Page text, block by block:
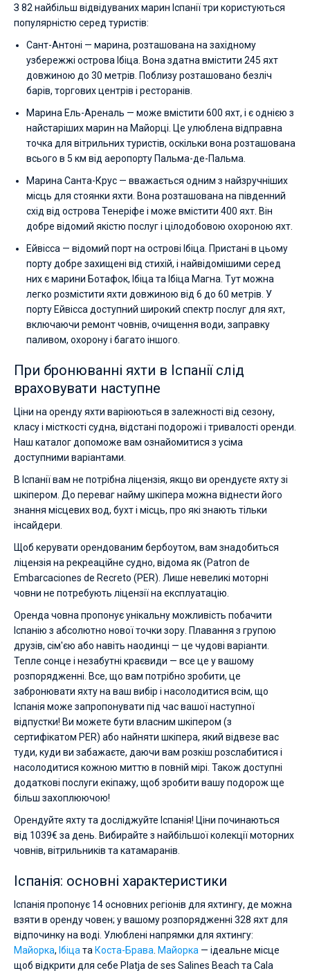
З 82 найбільш відвідуваних марин Іспанії три користуються
популярністю серед туристів:
Сант-Антоні — марина, розташована на західному
узбережжі острова Ібіца. Вона здатна вмістити 245 яхт
довжиною до 30 метрів. Поблизу розташовано безліч
барів, торгових центрів і ресторанів.
Марина Ель-Ареналь — може вмістити 600 яхт, і є однією з
найстаріших марин на Майорці. Це улюблена відправна
точка для вітрильних туристів, оскільки вона розташована
всього в 5 км від аеропорту Пальма-де-Пальма.
Марина Санта-Крус — вважається одним з найзручніших
місць для стоянки яхти. Вона розташована на південний
схід від острова Тенеріфе і може вмістити 400 яхт. Він
добре відомий якістю послуг і цілодобовою охороною яхт.
Ейвісса — відомий порт на острові Ібіца. Пристані в цьому
порту добре захищені від стихій, і найвідомішими серед
них є марини Ботафок, Ібіца та Ібіца Магна. Тут можна
легко розмістити яхти довжиною від 6 до 60 метрів. У
порту Ейвісса доступний широкий спектр послуг для яхт,
включаючи ремонт човнів, очищення води, заправку
паливом, охорону і багато іншого.
При бронюванні яхти в Іспанії слід
враховувати наступне
Ціни на оренду яхти варіюються в залежності від сезону,
класу і місткості судна, відстані подорожі і тривалості оренди.
Наш каталог допоможе вам ознайомитися з усіма
доступними варіантами.
В Іспанії вам не потрібна ліцензія, якщо ви орендуєте яхту зі
шкіпером. До переваг найму шкіпера можна віднести його
знання місцевих вод, бухт і місць, про які знають тільки
інсайдери.
Щоб керувати орендованим бербоутом, вам знадобиться
ліцензія на рекреаційне судно, відома як (Patron de
Embarcaciones de Recreto (PER). Лише невеликі моторні
човни не потребують ліцензії на експлуатацію.
Оренда човна пропонує унікальну можливість побачити
Іспанію з абсолютно нової точки зору. Плавання з групою
друзів, сім'єю або навіть наодинці — це чудові варіанти.
Тепле сонце і незабутні краєвиди — все це у вашому
розпорядженні. Все, що вам потрібно зробити, це
забронювати яхту на ваш вибір і насолодитися всім, що
Іспанія може запропонувати під час вашої наступної
відпустки! Ви можете бути власним шкіпером (з
сертифікатом PER) або найняти шкіпера, який відвезе вас
туди, куди ви забажаєте, даючи вам розкіш розслабитися і
насолодитися кожною миттю в повній мірі. Також доступні
додаткові послуги екіпажу, щоб зробити вашу подорож ще
більш захоплюючою!
Орендуйте яхту та досліджуйте Іспанія! Ціни починаються
від 1039€ за день. Вибирайте з найбільшої колекції моторних
човнів, вітрильників та катамаранів.
Іспанія: основні характеристики
Іспанія пропонує 14 основних регіонів для яхтингу, де можна
взяти в оренду човен; у вашому розпорядженні 328 яхт для
відпочинку на воді. Улюблені напрямки для яхтингу:
Майорка, Ібіца та Коста-Брава Майорка — ідеальне місце
щоб відкрити для себе Platja de ses Salines Beach та Cala